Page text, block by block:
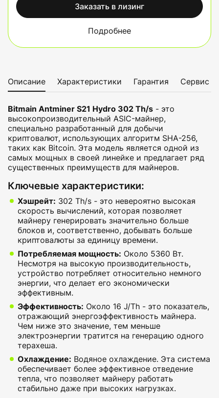
Заказать в лизинг
Подробнее
Описание Характеристики Гарантия Сервис
Bitmain Antminer S21 Hydro 302 Th/s - это
высокопроизводительный ASIC-майнер,
специально разработанный для добычи
криптовалют, использующих алгоритм SHA-256,
таких как Bitcoin. Эта модель является одной из
самых мощных в своей линейке и предлагает ряд
существенных преимуществ для майнеров.
Ключевые характеристики:
Хэшрейт: 302 Th/s - это невероятно высокая
скорость вычислений, которая позволяет
майнеру генерировать значительно больше
блоков и, соответственно, добывать больше
криптовалюты за единицу времени.
Потребляемая мощность: Около 5360 Вт.
Несмотря на высокую производительность,
устройство потребляет относительно немного
энергии, что делает его экономически
эффективным.
Эффективность: Около 16 J/Th - это показатель,
отражающий энергоэффективность майнера.
Чем ниже это значение, тем меньше
электроэнергии тратится на генерацию одного
терахеша.
Охлаждение: Водяное охлаждение. Эта система
обеспечивает более эффективное отведение
тепла, что позволяет майнеру работать
стабильно даже при высоких нагрузках.